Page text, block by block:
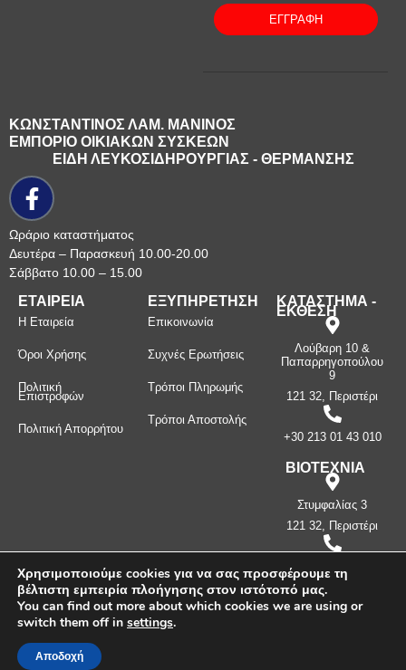
ΕΓΓΡΑΦΗ
ΚΩΝΣΤΑΝΤΙΝΟΣ ΛΑΜ. ΜΑΝΙΝΟΣ
ΕΜΠΟΡΙΟ ΟΙΚΙΑΚΩΝ ΣΥΣΚΕΩΝ
ΕΙΔΗ ΛΕΥΚΟΣΙΔΗΡΟΥΡΓΙΑΣ - ΘΕΡΜΑΝΣΗΣ
Ωράριο καταστήματος
Δευτέρα – Παρασκευή 10.00-20.00
Σάββατο 10.00 – 15.00
ΕΤΑΙΡΕΙΑ
Η Εταιρεία
Όροι Χρήσης
Πολιτική
Επιστροφών
Πολιτική Απορρήτου
ΕΞΥΠΗΡΕΤΗΣΗ
Επικοινωνία
Συχνές Ερωτήσεις
Τρόποι Πληρωμής
Τρόποι Αποστολής
ΚΑΤΑΣΤΗΜΑ -
ΕΚΘΕΣΗ
Λούβαρη 10 &
Παπαρρηγοπούλου
9
121 32, Περιστέρι
+30 213 01 43 010
ΒΙΟΤΕΧΝΙΑ
Στυμφαλίας 3
121 32, Περιστέρι
397
Πνευματικά δικαιώματα ©2026
Λευκοσιδηρουργία. Με την επιφύλαξη παντός δικαιώματος.
Δημιουργήθηκε από την
Χρησιμοποιούμε cookies για να σας προσφέρουμε τη
βέλτιστη εμπειρία πλοήγησης στον ιστότοπό μας.
You can find out more about which cookies we are using or
switch them off in settings.
Αποδοχή